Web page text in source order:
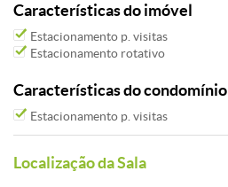
Características do imóvel
Estacionamento p. visitas
Estacionamento rotativo
Características do condomínio
Estacionamento p. visitas
Localização da Sala